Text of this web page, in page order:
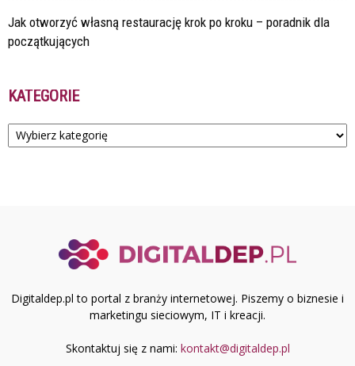
Jak otworzyć własną restaurację krok po kroku – poradnik dla
początkujących
KATEGORIE
Kategorie
Digitaldep.pl to portal z branży internetowej. Piszemy o biznesie i
marketingu sieciowym, IT i kreacji.
Skontaktuj się z nami: kontakt@digitaldep.pl